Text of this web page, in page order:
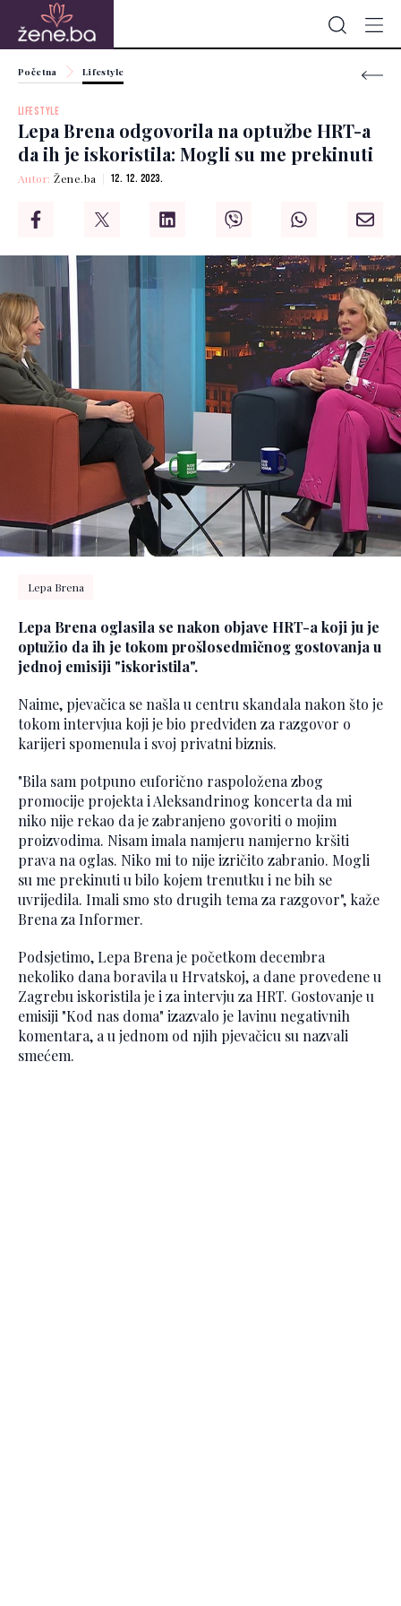
Početna Lifestyle
LIFESTYLE
Lepa Brena odgovorila na optužbe HRT-a
da ih je iskoristila: Mogli su me prekinuti
Autor:Žene.ba 12. 12. 2023.
Lepa Brena
Lepa Brena oglasila se nakon objave HRT-a koji ju je
optužio da ih je tokom prošlosedmičnog gostovanja u
jednoj emisiji "iskoristila".
Naime, pjevačica se našla u centru skandala nakon što je
tokom intervjua koji je bio predviđen za razgovor o
karijeri spomenula i svoj privatni biznis.
"Bila sam potpuno euforično raspoložena zbog
promocije projekta i Aleksandrinog koncerta da mi
niko nije rekao da je zabranjeno govoriti o mojim
proizvodima. Nisam imala namjeru namjerno kršiti
prava na oglas. Niko mi to nije izričito zabranio. Mogli
su me prekinuti u bilo kojem trenutku i ne bih se
uvrijedila. Imali smo sto drugih tema za razgovor", kaže
Brena za Informer.
Podsjetimo, Lepa Brena je početkom decembra
nekoliko dana boravila u Hrvatskoj, a dane provedene u
Zagrebu iskoristila je i za intervju za HRT. Gostovanje u
emisiji "Kod nas doma" izazvalo je lavinu negativnih
komentara, a u jednom od njih pjevačicu su nazvali
smećem.